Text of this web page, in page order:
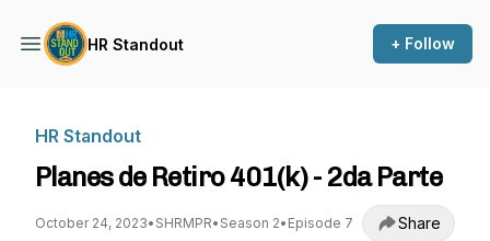
HR Standout + Follow
HR Standout
Planes de Retiro 401(k) - 2da Parte
October 24, 2023• SHRMPR• Season 2• Episode 7 Share